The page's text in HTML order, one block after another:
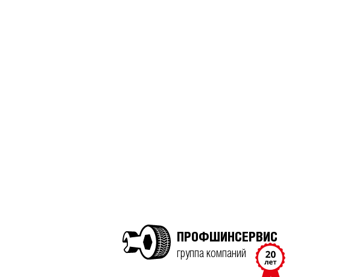
ПРОФШИНСЕРВИС
группа компаний